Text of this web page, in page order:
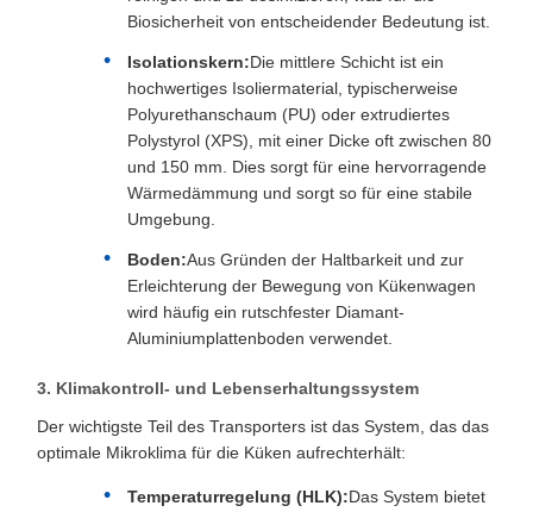
Biosicherheit von entscheidender Bedeutung ist.
Isolationskern:Die mittlere Schicht ist ein
hochwertiges Isoliermaterial, typischerweise
Polyurethanschaum (PU) oder extrudiertes
Polystyrol (XPS), mit einer Dicke oft zwischen 80
und 150 mm. Dies sorgt für eine hervorragende
Wärmedämmung und sorgt so für eine stabile
Umgebung.
Boden:Aus Gründen der Haltbarkeit und zur
Erleichterung der Bewegung von Kükenwagen
wird häufig ein rutschfester Diamant-
Aluminiumplattenboden verwendet.
3. Klimakontroll- und Lebenserhaltungssystem
Der wichtigste Teil des Transporters ist das System, das das
optimale Mikroklima für die Küken aufrechterhält:
Temperaturregelung (HLK):Das System bietet